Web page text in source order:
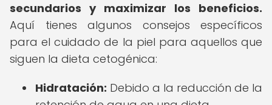
secundarios y maximizar los beneficios.
Aquí tienes algunos consejos específicos
para el cuidado de la piel para aquellos que
siguen la dieta cetogénica:
Hidratación: Debido a la reducción de la